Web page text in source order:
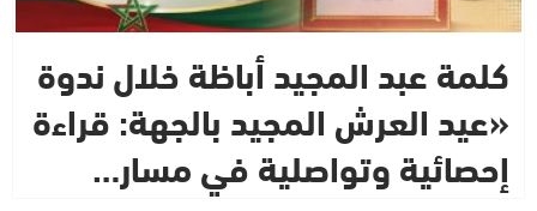
كلمة عبد المجيد أباظة خلال ندوة
«عيد العرش المجيد بالجهة: قراءة
إحصائية وتواصلية في مسار…